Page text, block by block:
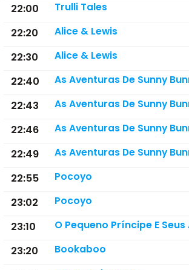
22:00 Trulli Tales
22:20 Alice & Lewis
22:30 Alice & Lewis
22:40 As Aventuras De Sunny
22:43 As Aventuras De Sunny
22:46 As Aventuras De Sunny
22:49 As Aventuras De Sunny
22:55 Pocoyo
23:02 Pocoyo
23:10 O Pequeno Príncipe E Seus
23:20 Bookaboo